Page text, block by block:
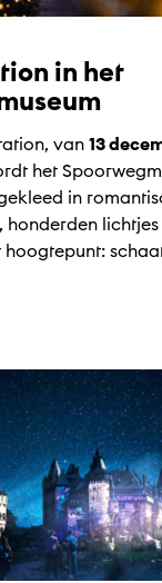
in het
van 13
het
in
honderden